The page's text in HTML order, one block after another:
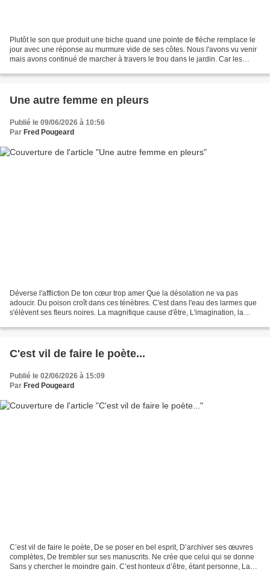
Plutôt le son que produit une biche quand une pointe de flèche remplace le
jour avec une réponse au murmure vide de ses côtes. Nous l'avons vu venir
mais avons continué de marcher à travers le trou dans le jardin. Car les
Une autre femme en pleurs
Publié le 09/06/2026 à 10:56
Par Fred Pougeard
Déverse l'affliction De ton cœur trop amer Que la désolation ne va pas
adoucir. Du poison croît dans ces ténèbres. C'est dans l'eau des larmes que
s'élèvent ses fleurs noires. La magnifique cause d'être, L'imagination, la
C'est vil de faire le poète...
Publié le 02/06/2026 à 15:09
Par Fred Pougeard
C’est vil de faire le poète, De se poser en bel esprit, D’archiver ses œuvres
complètes, De trembler sur ses manuscrits. Ne crée que celui qui se donne
Sans y chercher le moindre gain. C’est honteux d’être, étant personne, La